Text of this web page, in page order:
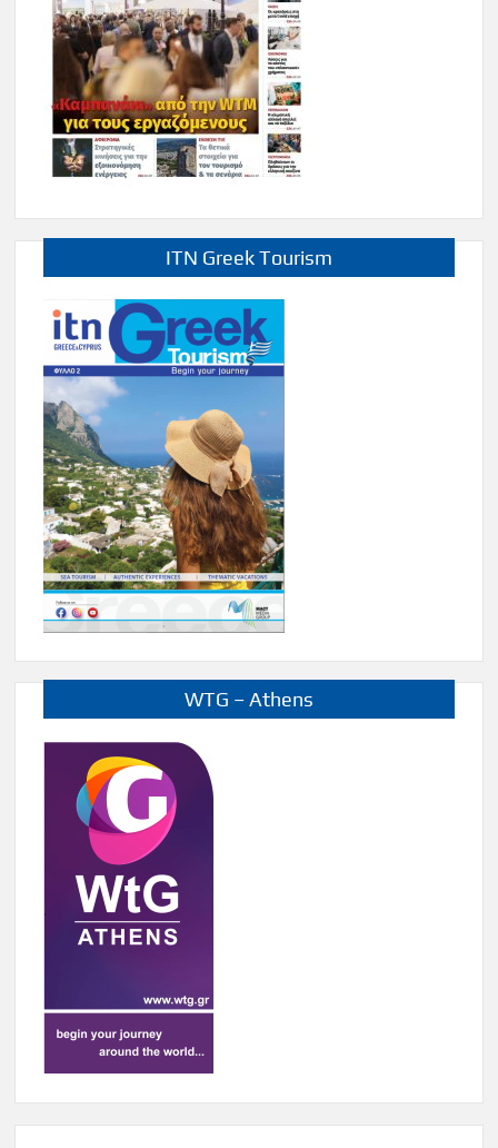
ITN Greek Tourism
WTG – Athens